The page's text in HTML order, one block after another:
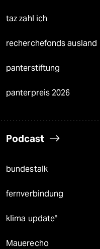
taz zahl ich
recherchefonds ausland
panterstiftung
panterpreis 2026
Podcast
bundestalk
fernverbindung
klima update°
Mauerecho